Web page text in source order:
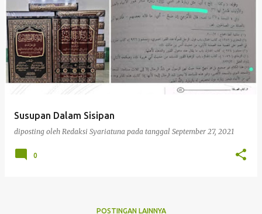
Susupan Dalam Sisipan
diposting oleh Redaksi Syariatuna pada tanggal September 27, 2021
0
POSTINGAN LAINNYA